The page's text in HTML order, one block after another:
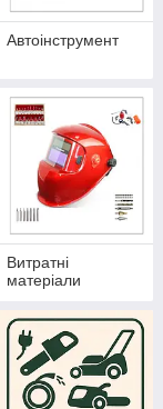
Автоінструмент
Витратні
матеріали